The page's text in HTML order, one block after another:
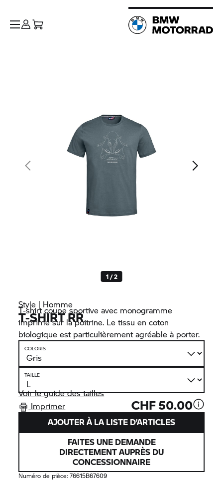
1 / 2
Style | Homme
T-SHIRT RR
T-shirt coupe sportive avec monogramme
imprimé sur la poitrine. Le tissu en coton
biologique est particulièrement agréable à porter.
COLORIS
TAILLE
Voir le guide des tailles
Imprimer
CHF 50.00
AJOUTER À LA LISTE D’ARTICLES
FAITES UNE DEMANDE
DIRECTEMENT AUPRÈS DU
CONCESSIONNAIRE
Numéro de pièce:76615B67609